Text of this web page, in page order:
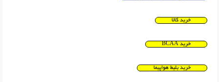
خرید کالا
خرید BCAA
خرید بلیط هواپیما